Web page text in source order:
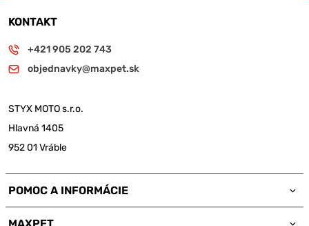
KONTAKT
+421 905 202 743
objednavky@maxpet.sk
STYX MOTO s.r.o.
Hlavná 1405
952 01 Vráble
POMOC A INFORMÁCIE